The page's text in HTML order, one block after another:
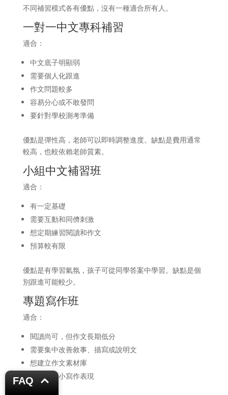
不同補習模式各有優點，沒有一種適合所有人。
一對一中文專科補習
適合：
中文底子明顯弱
需要個人化跟進
作文問題較多
容易分心或不敢發問
要針對學校測考準備
優點是彈性高，老師可以即時調整進度。缺點是費用通常
較高，也較依賴老師質素。
小組中文補習班
適合：
有一定基礎
需要互動和同儕刺激
想定期練習閱讀和作文
預算較有限
優點是有學習氣氛，孩子可從同學答案中學習。缺點是個
別跟進可能較少。
專題寫作班
適合：
閱讀尚可，但作文長期低分
需要集中改善敘事、描寫或說明文
想建立作文素材庫
想加強高小寫作表現
FAQ